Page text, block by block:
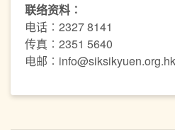
联络资料︰
电话︰2327 8141
传真︰2351 5640
电邮︰info@siksikyuen.org.hk